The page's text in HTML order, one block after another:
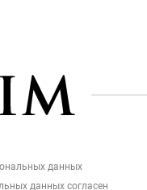
данных
данных согласен